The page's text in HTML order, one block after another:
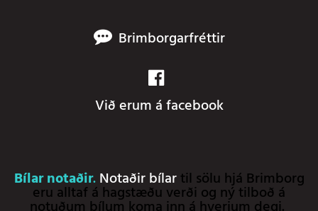
Brimborgarfréttir
Við erum á facebook
Bílar notaðir. Notaðir bílartil sölu hjá Brimborg
eru alltaf á hagstæðu verði og ný tilboð á